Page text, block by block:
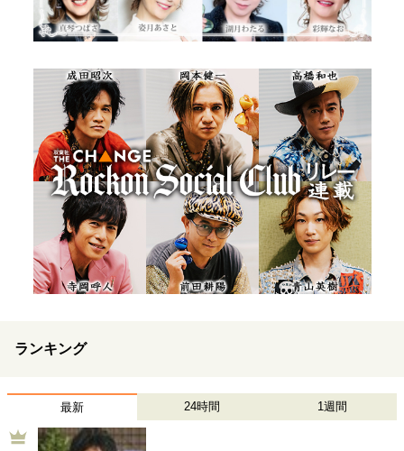
ランキング
最新 24時間 1週間